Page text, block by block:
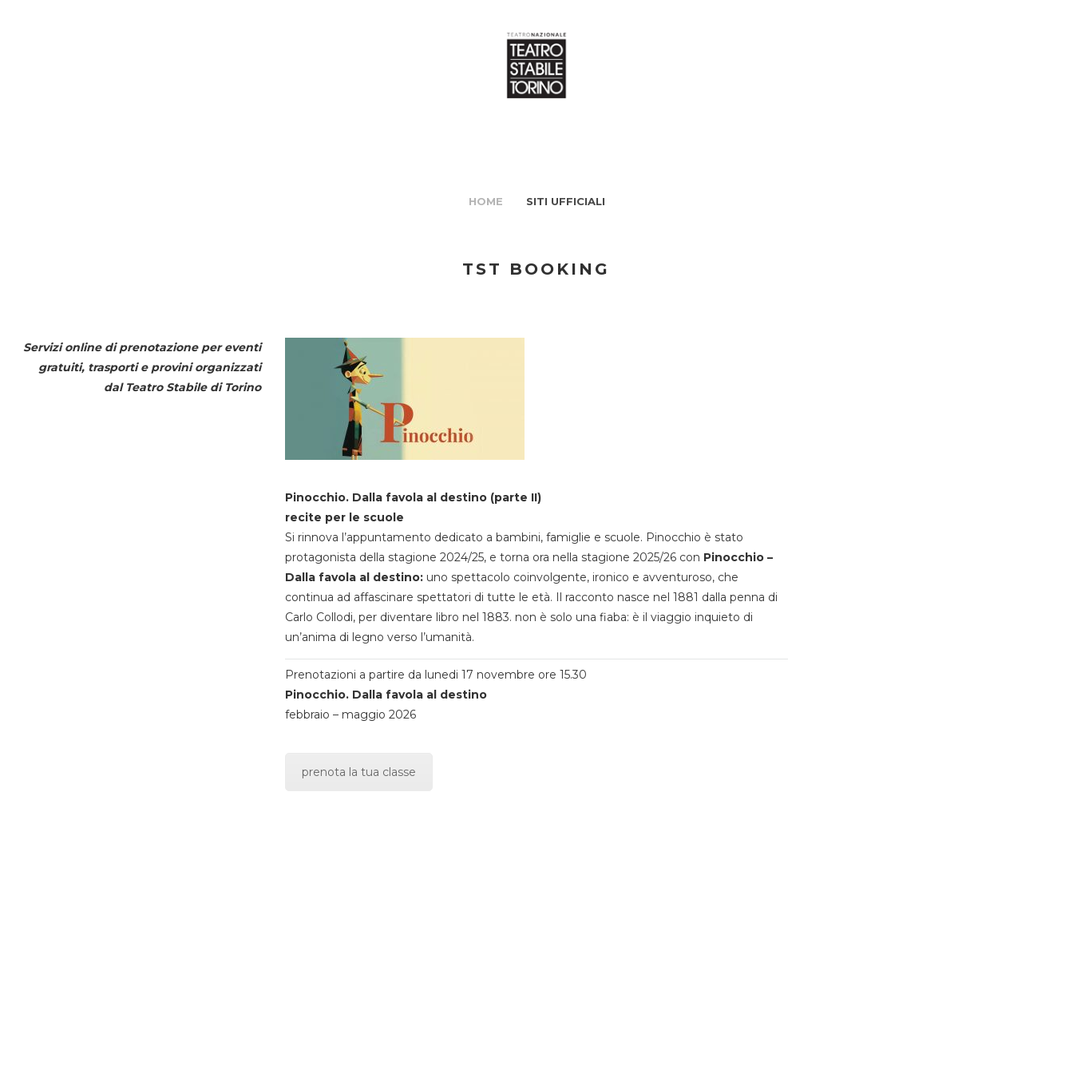
HOME SITI UFFICIALI
TST BOOKING
Servizi online di prenotazione per eventi
gratuiti, trasporti e provini organizzati
dal Teatro Stabile di Torino
Pinocchio. Dalla favola al destino (parte II)
recite per le scuole
Si rinnova l’appuntamento dedicato a bambini, famiglie e scuole. Pinocchio è stato
protagonista della stagione 2024/25, e torna ora nella stagione 2025/26 con Pinocchio –
Dalla favola al destino:uno spettacolo coinvolgente, ironico e avventuroso, che
continua ad affascinare spettatori di tutte le età. Il racconto nasce nel 1881 dalla penna di
Carlo Collodi, per diventare libro nel 1883. non è solo una fiaba: è il viaggio inquieto di
un’anima di legno verso l’umanità.
Prenotazioni a partire da lunedi 17 novembre ore 15.30
Pinocchio. Dalla favola al destino
febbraio – maggio 2026
prenota la tua classe